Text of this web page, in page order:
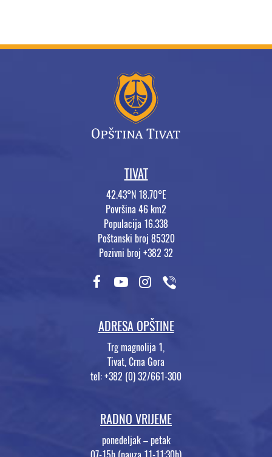
TIVAT
42.43°N 18.70°E
Površina 46 km2
Populacija 16.338
Poštanski broj 85320
Pozivni broj +382 32
ADRESA OPŠTINE
Trg magnolija 1,
Tivat, Crna Gora
tel: +382 (0) 32/661-300
RADNO VRIJEME
ponedeljak – petak